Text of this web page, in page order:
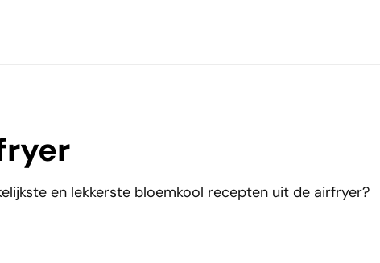
en lekkerste bloemkool recepten uit de airfryer?